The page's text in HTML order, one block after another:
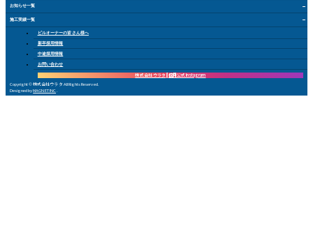
お知らせ一覧
施工実績一覧
ビルオーナーの皆さん様へ
新卒採用情報
中途採用情報
お問い合わせ
株式会社 ウラタ 採用公式Instagram
Copyright © 株式会社ウラタ All Rights Reserved.
Designed byMAGNET INC